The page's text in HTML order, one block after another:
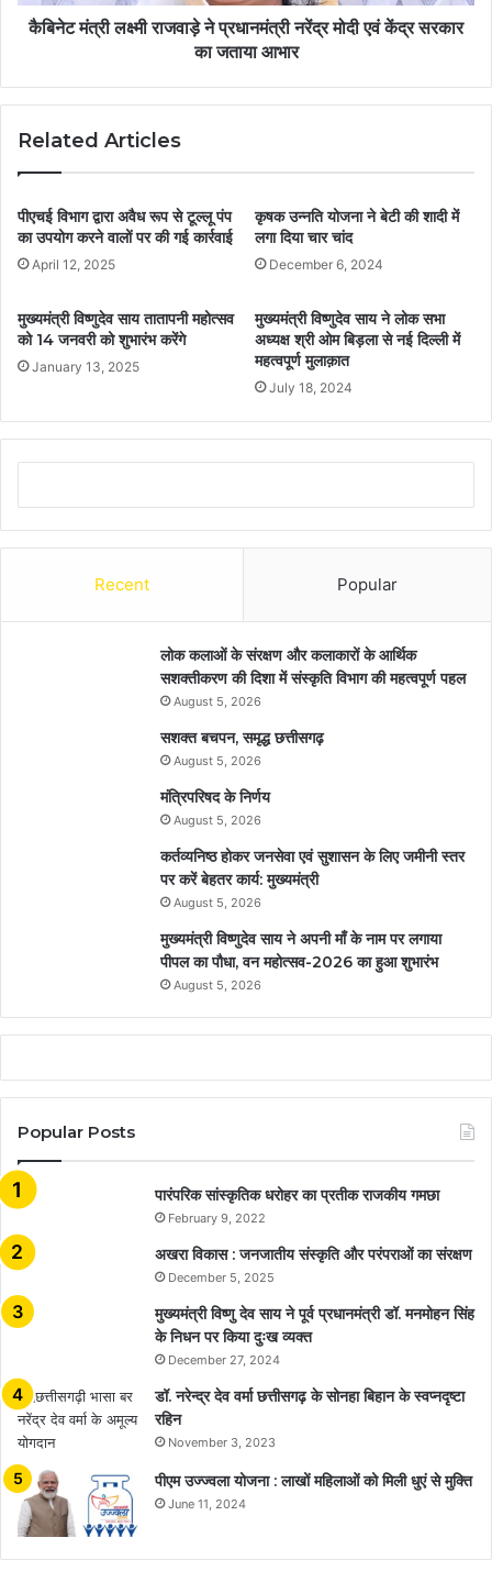
कैबिनेट मंत्री लक्ष्मी राजवाड़े ने प्रधानमंत्री नरेंद्र मोदी एवं केंद्र सरकार
का जताया आभार
Related Articles
पीएचई विभाग द्वारा अवैध रूप से टूल्लू पंप
का उपयोग करने वालों पर की गई कार्रवाई
April 12, 2025
कृषक उन्नति योजना ने बेटी की शादी में
लगा दिया चार चांद
December 6, 2024
मुख्यमंत्री विष्णुदेव साय तातापनी महोत्सव
को 14 जनवरी को शुभारंभ करेंगे
January 13, 2025
मुख्यमंत्री विष्णुदेव साय ने लोक सभा
अध्यक्ष श्री ओम बिड़ला से नई दिल्ली में
महत्वपूर्ण मुलाक़ात
July 18, 2024
Recent Popular
लोक कलाओं के संरक्षण और कलाकारों के आर्थिक
सशक्तीकरण की दिशा में संस्कृति विभाग की महत्वपूर्ण पहल
August 5, 2026
सशक्त बचपन, समृद्ध छत्तीसगढ़
August 5, 2026
मंत्रिपरिषद के निर्णय
August 5, 2026
कर्तव्यनिष्ठ होकर जनसेवा एवं सुशासन के लिए जमीनी स्तर
पर करें बेहतर कार्य: मुख्यमंत्री
August 5, 2026
मुख्यमंत्री विष्णुदेव साय ने अपनी माँ के नाम पर लगाया
पीपल का पौधा, वन महोत्सव-2026 का हुआ शुभारंभ
August 5, 2026
Popular Posts
​​​​​​​पारंपरिक सांस्कृतिक धरोहर का प्रतीक राजकीय गमछा
February 9, 2022
अखरा विकास : जनजातीय संस्कृति और परंपराओं का संरक्षण
December 5, 2025
मुख्यमंत्री विष्णु देव साय ने पूर्व प्रधानमंत्री डॉ. मनमोहन सिंह
के निधन पर किया दुःख व्यक्त
December 27, 2024
डॉ. नरेन्द्र देव वर्मा छत्तीसगढ़ के सोनहा बिहान के स्वप्नदृष्टा
रहिन
November 3, 2023
पीएम उज्ज्वला योजना : लाखों महिलाओं को मिली धुएं से मुक्ति
June 11, 2024